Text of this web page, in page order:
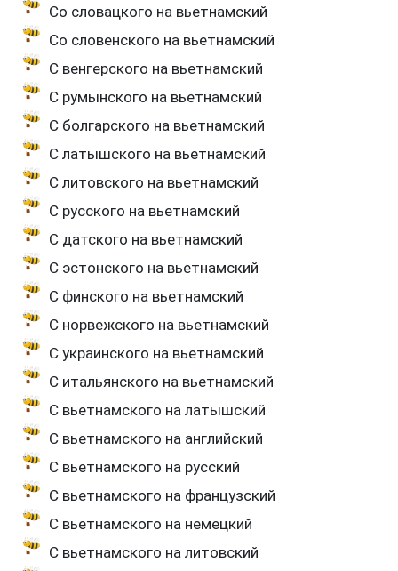
Со словацкого на вьетнамский
Со словенского на вьетнамский
С венгерского на вьетнамский
С румынского на вьетнамский
С болгарского на вьетнамский
С латышского на вьетнамский
С литовского на вьетнамский
С русского на вьетнамский
С датского на вьетнамский
С эстонского на вьетнамский
С финского на вьетнамский
С норвежского на вьетнамский
С украинского на вьетнамский
С итальянского на вьетнамский
С вьетнамского на латышский
С вьетнамского на английский
С вьетнамского на русский
С вьетнамского на французский
С вьетнамского на немецкий
С вьетнамского на литовский